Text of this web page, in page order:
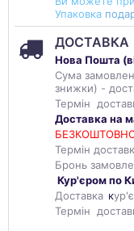
Упаковка
ДОСТАВКА
Нова Пошта (
Сума
знижки) -
Термін
Доставка на
Термін
Бронь
Кур'єром по
Доставка к
Термін